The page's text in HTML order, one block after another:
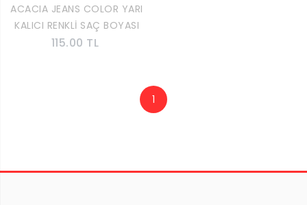
ACACIA JEANS COLOR YARI
KALICI RENKLİ SAÇ BOYASI
115.00 TL
1